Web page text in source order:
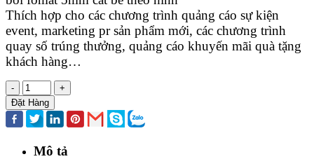
Thích hợp cho các chương trình quảng cáo sự kiện
event, marketing pr sản phẩm mới, các chương trình
quay số trúng thưởng, quảng cáo khuyến mãi quà tặng
khách hàng…
-
+
Đặt Hàng
Mô tả